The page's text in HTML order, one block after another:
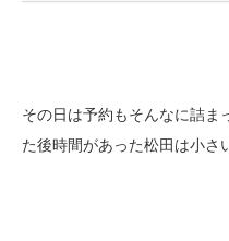
その日は予約もそんなに詰ま
た後時間があった松田は小さ